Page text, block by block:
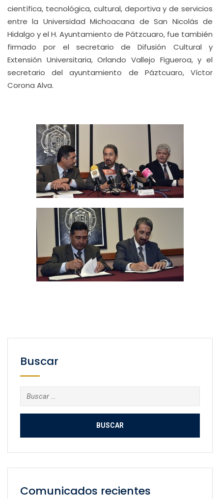
científica, tecnológica, cultural, deportiva y de servicios
entre la Universidad Michoacana de San Nicolás de
Hidalgo y el H. Ayuntamiento de Pátzcuaro, fue también
firmado por el secretario de Difusión Cultural y
Extensión Universitaria, Orlando Vallejo Figueroa, y el
secretario del ayuntamiento de Páztcuaro, Víctor
Corona Alva.
Buscar
Buscar:
Comunicados recientes